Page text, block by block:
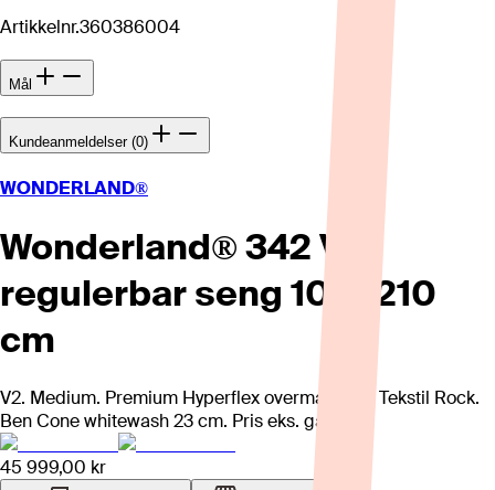
Artikkelnr.360386004
Mål
Kundeanmeldelser (0)
WONDERLAND®
Wonderland® 342 V2
regulerbar seng 105x210
cm
V2. Medium. Premium Hyperflex overmadrass. Tekstil Rock.
Ben Cone whitewash 23 cm. Pris eks. gavl.
45 999,00 kr